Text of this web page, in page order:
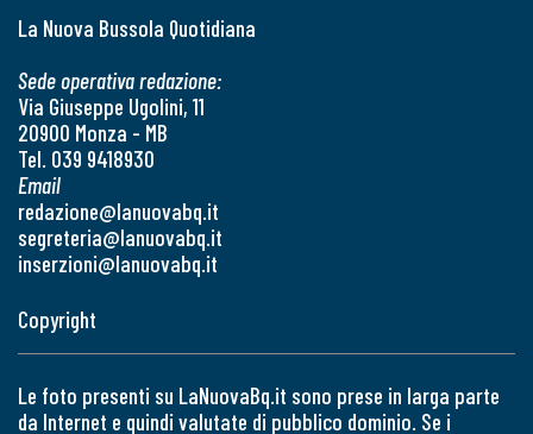
La Nuova Bussola Quotidiana
Sede operativa redazione:
Via Giuseppe Ugolini, 11
20900 Monza - MB
Tel. 039 9418930
Email
redazione@lanuovabq.it
segreteria@lanuovabq.it
inserzioni@lanuovabq.it
Copyright
Le foto presenti su LaNuovaBq.it sono prese in larga parte
da Internet e quindi valutate di pubblico dominio. Se i